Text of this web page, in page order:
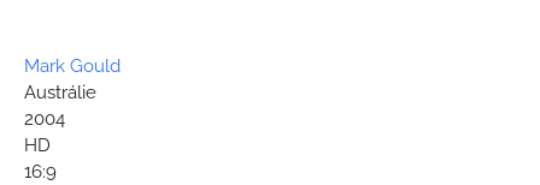
Mark Gould
Austrálie
2004
HD
16:9